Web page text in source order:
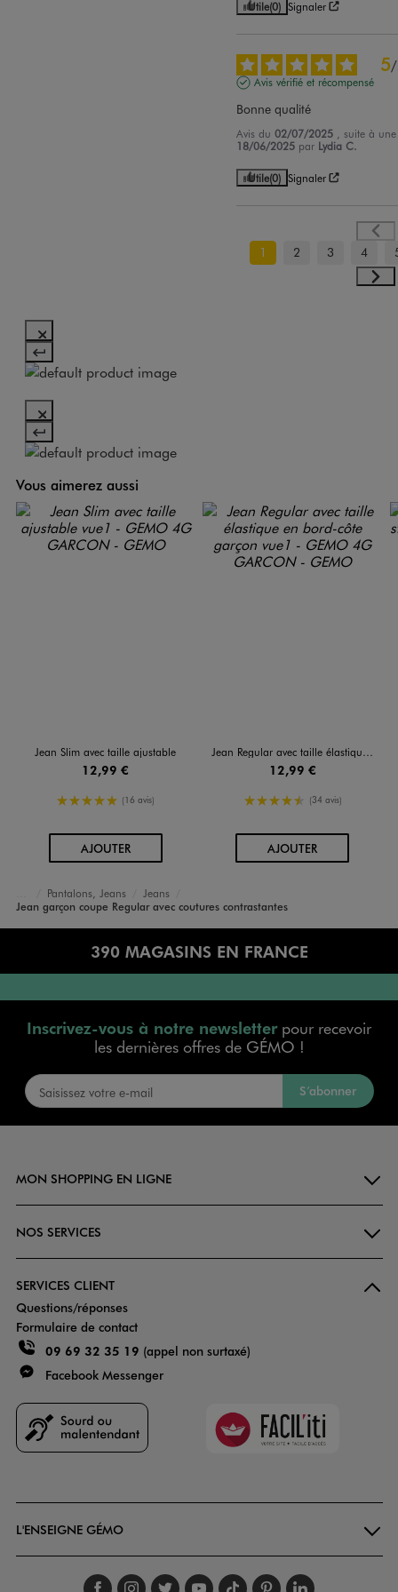
Utile(0) Signaler
5/
Avis vérifié et récompensé
Bonne qualité
Avis du02/07/2025
, suite à
18/06/2025 par Lydia C.
Utile(0) Signaler
1 2 3 4
Vous aimerez aussi
Jean Slim avec taille ajustable
12,99 €
5/5 de moyenne
(16 avis)
AJOUTERAU PANIER
Jean Regular avec taille élastique en bord-côte garçon
12,99 €
4.5/5 de moyenne
(34 avis)
AJOUTERAU PANIER
Accueil
Garçon
Vêtements
Pantalons, Jeans
Jeans
Jean garçon coupe Regular avec coutures contrastantes
390 MAGASINS EN FRANCE
Inscrivez-vous à notre newsletterpour recevoir
les dernières offres de GÉMO !
S’abonner
MON SHOPPING EN LIGNE
NOS SERVICES
SERVICES CLIENT
Questions/réponses
Formulaire de contact
09 69 32 35 19 (appel non surtaxé)
Facebook Messenger
Faciliti
L'ENSEIGNE GÉMO